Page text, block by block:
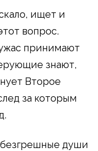
ищет и
вопрос.
принимают
знают,
Второе
за которым
души